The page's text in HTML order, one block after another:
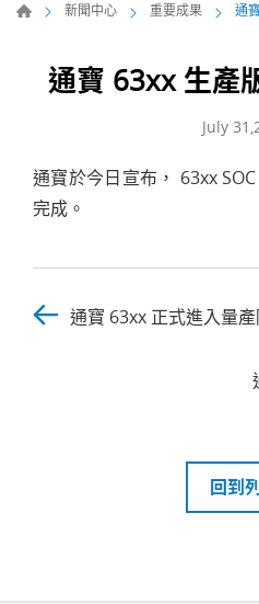
新聞中心 重要成果 通
通寶 63xx 生產
July
通寶於今日宣布， 63xx
完成。
通寶 63xx 正式進入量產
回到